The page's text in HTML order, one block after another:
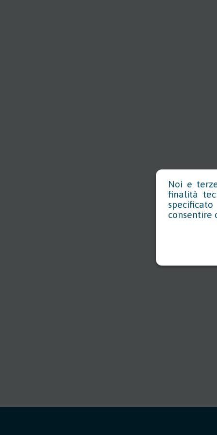
Noi e
finalità
consentire